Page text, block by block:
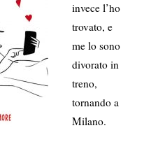
invece l’ho
trovato, e
me lo sono
divorato in
treno,
tornando a
Milano.